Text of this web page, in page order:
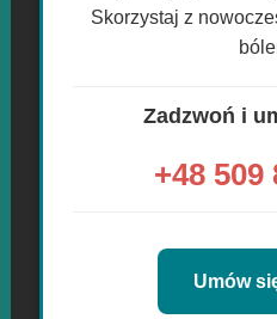
Skorzystaj z
Zadzwoń i
+48 509
Umów